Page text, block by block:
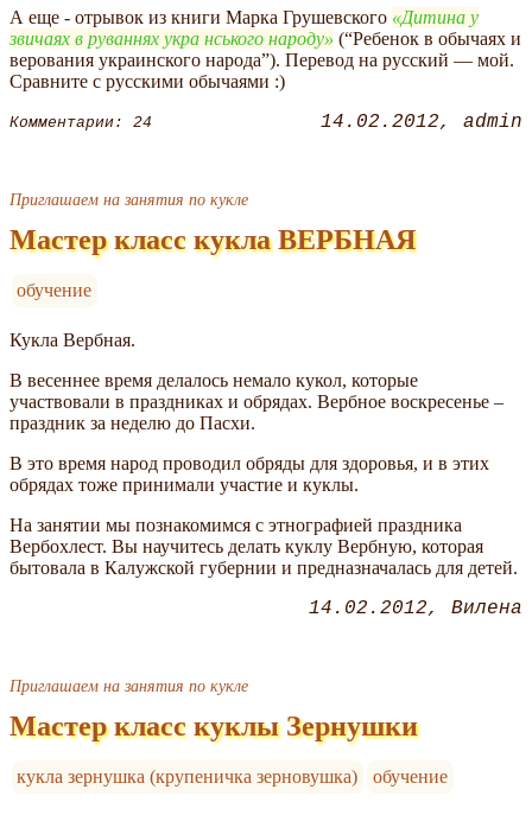
А еще - отрывок из книги Марка Грушевского
Дитина у
звичаях в руваннях укра нського народу
(“Ребенок в обычаях и
верования украинского народа”). Перевод на русский — мой.
Сравните с русскими обычаями :)
Комментарии: 24 14.02.2012 admin
Приглашаем на занятия по кукле
Мастер класс кукла ВЕРБНАЯ
обучение
Кукла Вербная.
В весеннее время делалось немало кукол, которые
участвовали в праздниках и обрядах. Вербное воскресенье –
праздник за неделю до Пасхи.
В это время народ проводил обряды для здоровья, и в этих
обрядах тоже принимали участие и куклы.
На занятии мы познакомимся с этнографией праздника
Вербохлест. Вы научитесь делать куклу Вербную, которая
бытовала в Калужской губернии и предназначалась для детей.
14.02.2012 Вилена
Приглашаем на занятия по кукле
Мастер класс куклы Зернушки
кукла зернушка (крупеничка зерновушка) обучение